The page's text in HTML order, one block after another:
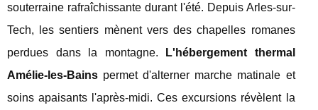
souterraine rafraîchissante durant l'été. Depuis Arles-sur-
Tech, les sentiers mènent vers des chapelles romanes
perdues dans la montagne.
L'hébergement thermal
Amélie-les-Bains permet d'alterner marche matinale et
soins apaisants l'après-midi. Ces excursions révèlent la